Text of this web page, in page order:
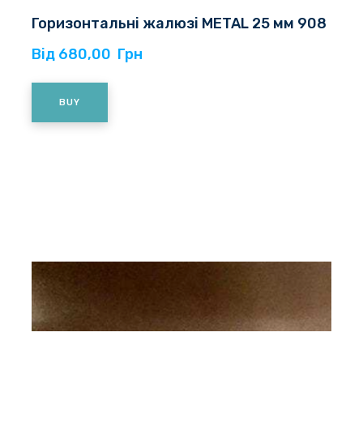
Горизонтальні жалюзі METAL 25 мм 908
Від 680,00  Грн
BUY